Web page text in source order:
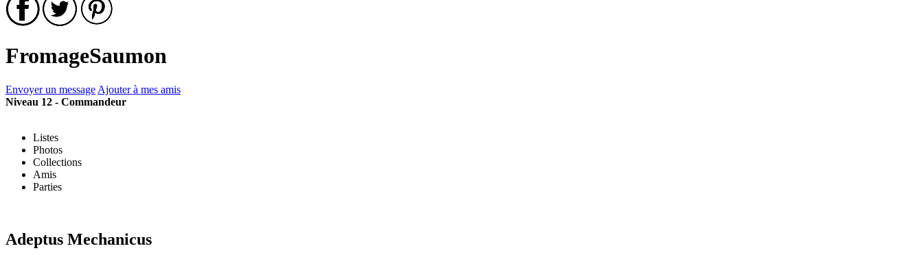
FromageSaumon
Envoyer un message Ajouter à mes amis
Niveau 12 - Commandeur
Listes
Photos
Collections
Amis
Parties
Adeptus Mechanicus